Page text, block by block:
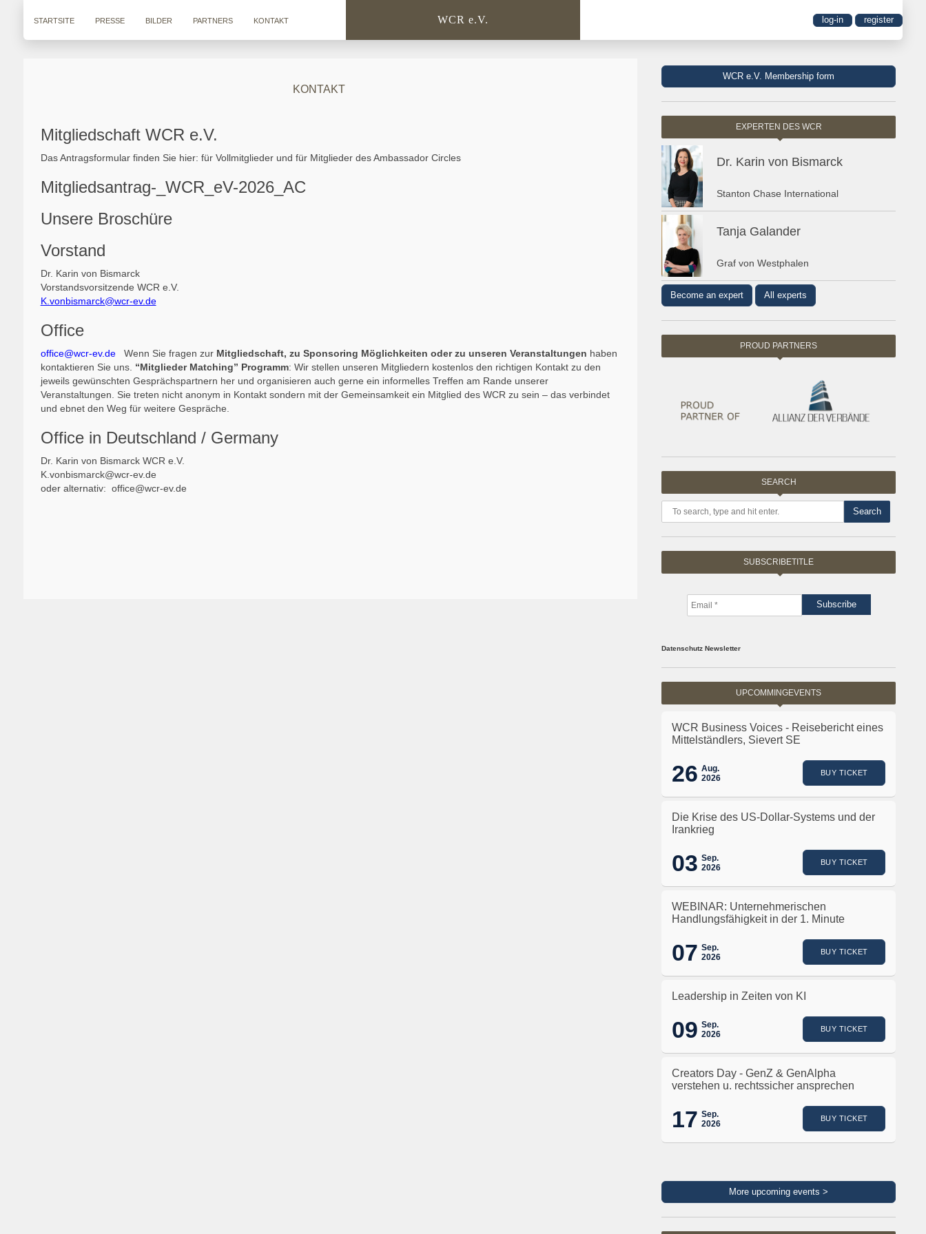
STARTSITE PRESSE BILDER PARTNERS KONTAKT WCR e.V. log-in register
KONTAKT
Mitgliedschaft WCR e.V.
Das Antragsformular finden Sie hier: für Vollmitglieder und für Mitglieder des Ambassador Circles
Mitgliedsantrag-_WCR_eV-2026_AC
Unsere Broschüre
Vorstand
Dr. Karin von Bismarck
Vorstandsvorsitzende WCR e.V.
K.vonbismarck@wcr-ev.de
Office
office@wcr-ev.deWenn Sie fragen zur Mitgliedschaft, zu Sponsoring Möglichkeiten oder zu unseren Veranstaltungen haben
kontaktieren Sie uns. “Mitglieder Matching” Programm: Wir stellen unseren Mitgliedern kostenlos den richtigen Kontakt zu den
jeweils gewünschten Gesprächspartnern her und organisieren auch gerne ein informelles Treffen am Rande unserer
Veranstaltungen. Sie treten nicht anonym in Kontakt sondern mit der Gemeinsamkeit ein Mitglied des WCR zu sein – das verbindet
und ebnet den Weg für weitere Gespräche.
Office in Deutschland / Germany
Dr. Karin von Bismarck WCR e.V.
K.vonbismarck@wcr-ev.de
oder alternativ: office@wcr-ev.de
WCR e.V. Membership form
EXPERTEN DES WCR
Dr. Karin von Bismarck
Stanton Chase International
Tanja Galander
Graf von Westphalen
Become an expert All experts
PROUD PARTNERS
SEARCH
Search
SUBSCRIBETITLE
Datenschutz Newsletter
UPCOMMINGEVENTS
WCR Business Voices - Reisebericht eines
Mittelständlers, Sievert SE
26 Aug.
2026
BUY TICKET
Die Krise des US-Dollar-Systems und der
Irankrieg
03 Sep.
2026
BUY TICKET
WEBINAR: Unternehmerischen
Handlungsfähigkeit in der 1. Minute
07 Sep.
2026
BUY TICKET
Leadership in Zeiten von KI
09 Sep.
2026
BUY TICKET
Creators Day - GenZ & GenAlpha
verstehen u. rechtssicher ansprechen
17 Sep.
2026
BUY TICKET
More upcoming events >